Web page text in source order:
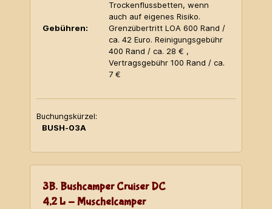
Trockenflussbetten, wenn
auch auf eigenes Risiko.
Gebühren:
Grenzübertritt LOA 600 Rand /
ca. 42 Euro. Reinigungsgebühr
400 Rand / ca. 28 € ,
Vertragsgebühr 100 Rand / ca.
7 €
Buchungskürzel:
BUSH-03A
3B. Bushcamper Cruiser DC
4,2 L - Muschelcamper